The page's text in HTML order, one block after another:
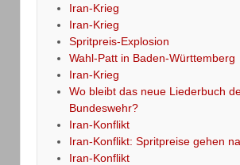
Iran-Krieg
Iran-Krieg
Spritpreis-Explosion
Wahl-Patt in Baden-Württemberg
Iran-Krieg
Wo bleibt das neue Liederbuch
Bundeswehr?
Iran-Konflikt
Iran-Konflikt: Spritpreise gehen
Iran-Konflikt